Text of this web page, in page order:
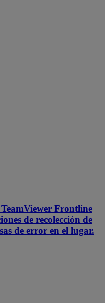
Frontline
de recolección de
de error en el lugar.